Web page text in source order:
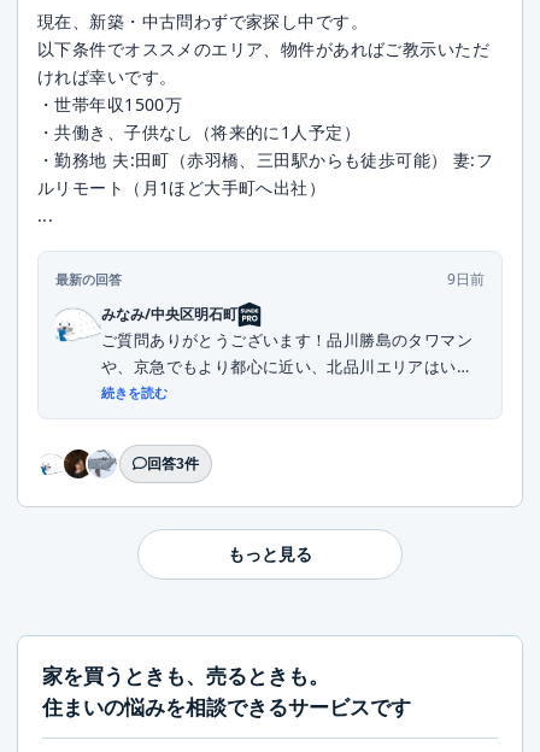
現在、新築・中古問わずで家探し中です。
以下条件でオススメのエリア、物件があればご教示いただ
ければ幸いです。
・世帯年収1500万
・共働き、子供なし（将来的に1人予定）
・勤務地 夫:田町（赤羽橋、三田駅からも徒歩可能） 妻:フ
ルリモート（月1ほど大手町へ出社）
...
最新の回答
9日前
みなみ/中央区明石町
ご質問ありがとうございます！品川勝島のタワマン
や、京急でもより都心に近い、北品川エリアはいか
がでし...
続きを読む
回答3件
もっと見る
家を買うときも、売るときも。
住まいの悩みを相談できるサービスです